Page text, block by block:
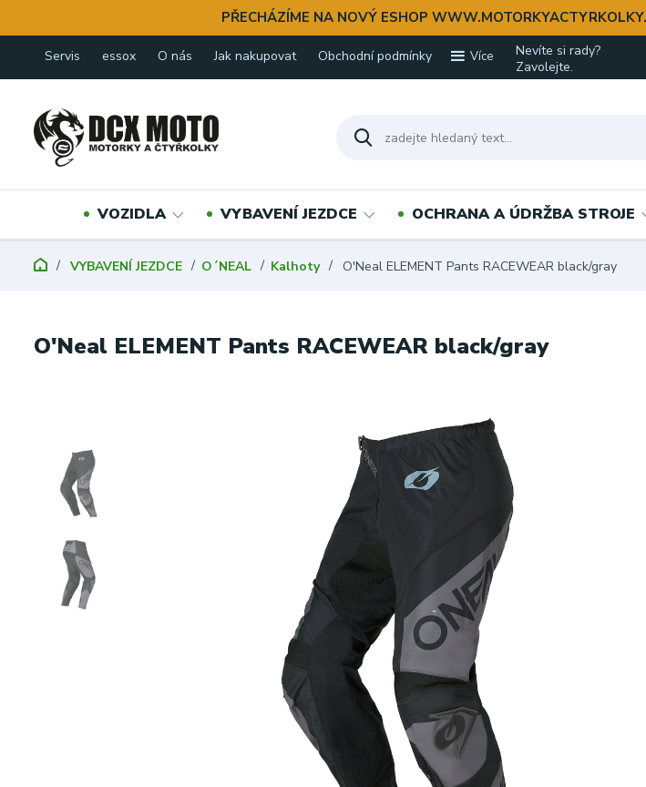
PŘECHÁZÍME NA NOVÝ ESHOP
Servis essox O nás Jak nakupovat Obchodní podmínky Více
Nevíte si rady?
Zavolejte.
VOZIDLA VYBAVENÍ JEZDCE OCHRANA A ÚDRŽBA STROJE
VYBAVENÍ JEZDCE O´NEAL Kalhoty O'Neal ELEMENT Pants RACEWEAR black/gray
O'Neal ELEMENT Pants RACEWEAR black/gray